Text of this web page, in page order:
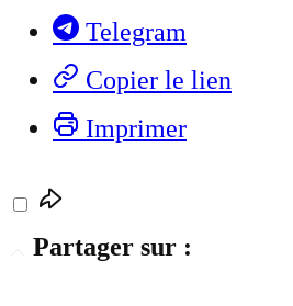
Telegram
Copier le lien
Imprimer
Partager sur :